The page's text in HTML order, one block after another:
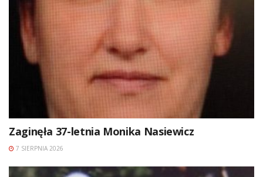
Zaginęła 37-letnia Monika Nasiewicz
7 SIERPNIA 2026